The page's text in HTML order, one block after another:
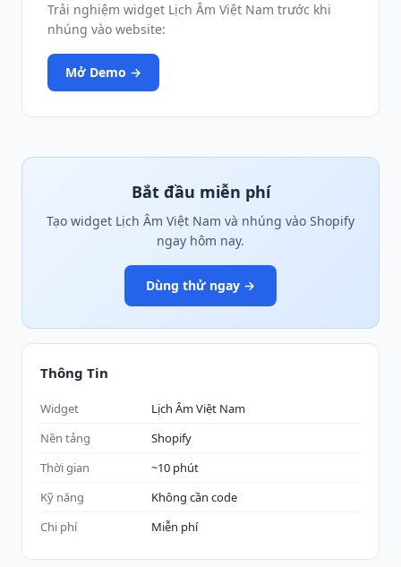
Trải nghiệm widget Lịch Âm Việt Nam trước khi
nhúng vào website:
Mở Demo →
Bắt đầu miễn phí
Tạo widget Lịch Âm Việt Nam và nhúng vào Shopify
ngay hôm nay.
Dùng thử ngay →
Thông Tin
Widget
Lịch Âm Việt Nam
Nền tảng
Shopify
Thời gian
~10 phút
Kỹ năng
Không cần code
Chi phí
Miễn phí